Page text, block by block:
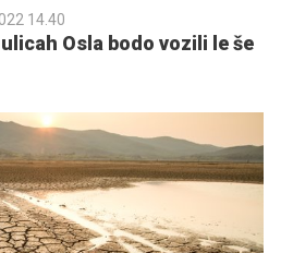
14.40
Osla bodo vozili le še